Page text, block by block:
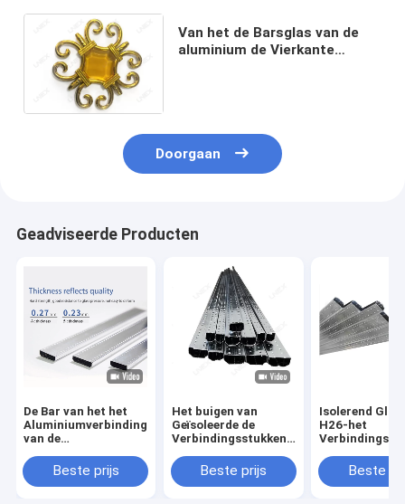
Van het de Barsglas van de
aluminium de Vierkante
Doorgaan
Geadviseerde Producten
De Bar van het het
Aluminiumverbindingsstuk
van de
voor het Isoleren van
Glas
Beste prijs
Het buigen van
Geïsoleerde de
Verbindingsstukkendeuren
Glasraamkozijn
Beste prijs
Isolerend Glas
H26-het
Beste